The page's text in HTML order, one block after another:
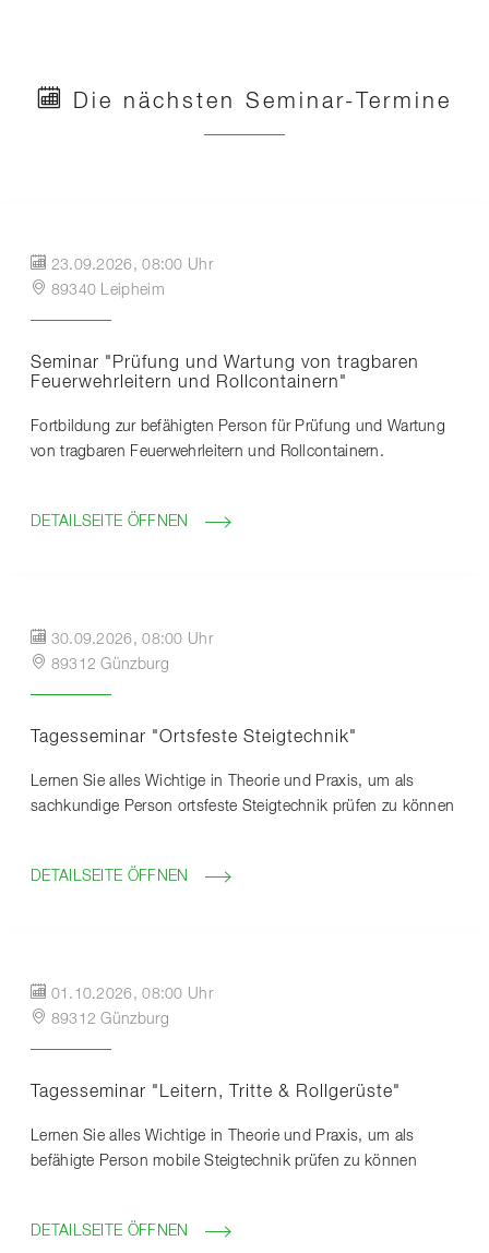
Die nächsten Seminar-Termine
23.09.2026, 08:00 Uhr
89340 Leipheim
Seminar "Prüfung und Wartung von tragbaren
Feuerwehrleitern und Rollcontainern"
Fortbildung zur befähigten Person für Prüfung und Wartung
von tragbaren Feuerwehrleitern und Rollcontainern.
DETAILSEITE ÖFFNEN
30.09.2026, 08:00 Uhr
89312 Günzburg
Tagesseminar "Ortsfeste Steigtechnik"
Lernen Sie alles Wichtige in Theorie und Praxis, um als
sachkundige Person ortsfeste Steigtechnik prüfen zu können
DETAILSEITE ÖFFNEN
01.10.2026, 08:00 Uhr
89312 Günzburg
Tagesseminar "Leitern, Tritte & Rollgerüste"
Lernen Sie alles Wichtige in Theorie und Praxis, um als
befähigte Person mobile Steigtechnik prüfen zu können
DETAILSEITE ÖFFNEN